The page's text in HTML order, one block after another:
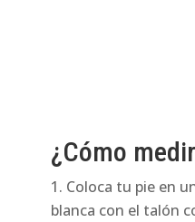
¿Cómo
Coloca tu pie en
blanca con el talón